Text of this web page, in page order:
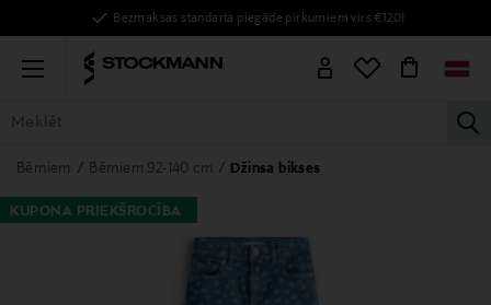
Bezmaksas standarta piegāde pirkumiem virs €120!
Menu
VISAS PRECES SIEVIETĒM VĪRIEŠIEM
Bērniem Bērniem 92-140 cm Džinsa bikses
KUPONA PRIEKŠROCĪBA